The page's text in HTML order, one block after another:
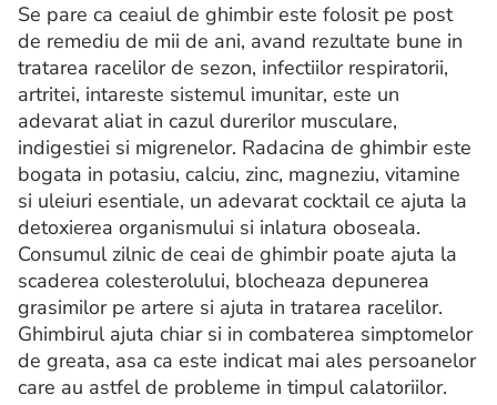
Se pare ca ceaiul de ghimbir este folosit pe post
de remediu de mii de ani, avand rezultate bune in
tratarea racelilor de sezon, infectiilor respiratorii,
artritei, intareste sistemul imunitar, este un
adevarat aliat in cazul durerilor musculare,
indigestiei si migrenelor. Radacina de ghimbir este
bogata in potasiu, calciu, zinc, magneziu, vitamine
si uleiuri esentiale, un adevarat cocktail ce ajuta la
detoxierea organismului si inlatura oboseala.
Consumul zilnic de ceai de ghimbir poate ajuta la
scaderea colesterolului, blocheaza depunerea
grasimilor pe artere si ajuta in tratarea racelilor.
Ghimbirul ajuta chiar si in combaterea simptomelor
de greata, asa ca este indicat mai ales persoanelor
care au astfel de probleme in timpul calatoriilor.